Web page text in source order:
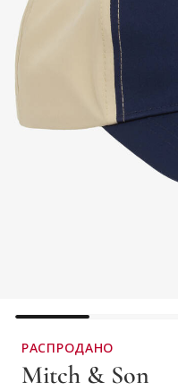
РАСПРОДАНО
Mitch & Son